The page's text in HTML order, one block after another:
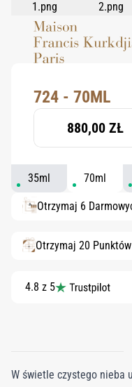
724 - 70ML
880,00 ZŁ
35ml 70ml
Otrzymaj 6
Otrzymaj 20 Punktów
4.8 z 5
W świetle czystego nieba